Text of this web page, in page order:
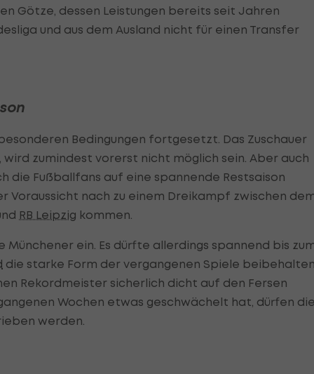
Götze, dessen Leistungen bereits seit Jahren
und aus dem Ausland nicht für einen Transfer
Bedingungen fortgesetzt. Das Zuschauer
zumindest vorerst nicht möglich sein. Aber auch
die Fußballfans auf eine spannende Restsaison
Voraussicht nach zu einem Dreikampf zwischen
RB Leipzig kommen.
ein. Es dürfte allerdings spannend bis
die starke Form der vergangenen Spiele beibehalten
Rekordmeister sicherlich dicht auf den Fersen
Wochen etwas geschwächelt hat, dürfen die
werden.